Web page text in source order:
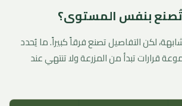
بنفس المستوى؟
لكن التفاصيل تصنع فرقاً كبيراً. ما يُحدد
قرارات تبدأ من المزرعة ولا تنتهي عند